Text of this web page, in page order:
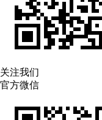
关注我们
官方微信